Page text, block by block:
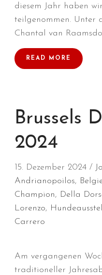
diesem Jahr haben
teilgenommen. Unter
Chantal van
READ MORE
Brussels
2024
15. Dezember 2024
Andrianopoilos,
Champion, Della
Lorenzo,
Carrero
Am vergangenen
traditioneller